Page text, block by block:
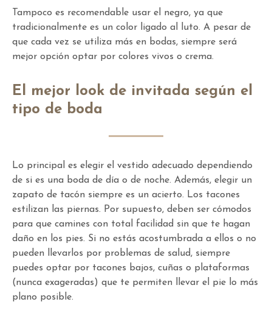
Tampoco es recomendable usar el negro, ya que
tradicionalmente es un color ligado al luto. A pesar de
que cada vez se utiliza más en bodas, siempre será
mejor opción optar por colores vivos o crema.
El mejor look de invitada según el
tipo de boda
Lo principal es elegir el vestido adecuado dependiendo
de si es una boda de día o de noche. Además, elegir un
zapato de tacón siempre es un acierto. Los tacones
estilizan las piernas. Por supuesto, deben ser cómodos
para que camines con total facilidad sin que te hagan
daño en los pies. Si no estás acostumbrada a ellos o no
pueden llevarlos por problemas de salud, siempre
puedes optar por tacones bajos, cuñas o plataformas
(nunca exageradas) que te permiten llevar el pie lo más
plano posible.